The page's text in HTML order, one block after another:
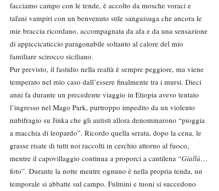
facciamo campo con le tende, è accolto da mosche voraci e
tafani vampiri con un benvenuto stile sanguisuga che ancora le
mie braccia ricordano, accompagnata da afa e da una sensazione
di appiccicaticcio paragonabile soltanto al calore del mio
familiare scirocco siciliano.
Pur previsto, il fastidio nella realtà è sempre peggiore, ma viene
temperato nel mio caso dall’essere finalmente tra i mursi. Dieci
anni fa durante un precedente viaggio in Etiopia avevo tentato
l’ingresso nel Mago Park, purtroppo impedito da un violento
nubifragio su Jinka che gli autisti allora denominarono “pioggia
a macchia di leopardo”. Ricordo quella serata, dopo la cena, le
grasse risate di tutti noi raccolti in cerchio attorno al fuoco,
mentre il capovillaggio continua a proporci a cantilena “Giallù…
foto”. Durante la notte mentre ognuno è nella propria tenda, un
temporale si abbatte sul campo. Fulmini e tuoni si succedono